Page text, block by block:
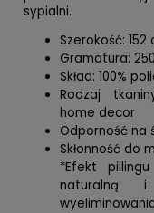
sypialni.
Szerokość: 152
Gramatura:
Skład: 100%
Rodzaj
home decor
Odporność na
Skłonność do
*Efekt
naturalną i